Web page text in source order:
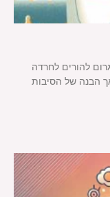
להורים לחרדה
הבנה של הסיבות